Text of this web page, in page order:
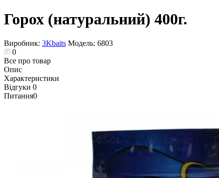
Горох (натуральний) 400г.
Виробник: 3Kbaits Модель: 6803
0
Все про товар
Опис
Характеристики
Відгуки 0
Питання0